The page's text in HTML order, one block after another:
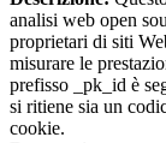
analisi web open
proprietari di siti
misurare le
prefisso _pk_id è
si ritiene sia un
cookie.